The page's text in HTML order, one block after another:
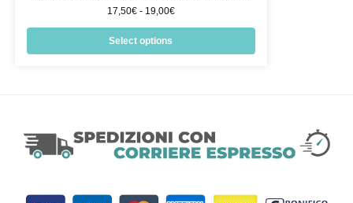
17,50€ - 19,00€
Select options